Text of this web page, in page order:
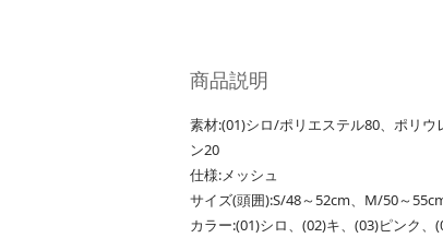
商品説明
素材:(01)シロ/ポリエステル80、ポリ
ン20
仕様:メッシュ
サイズ(頭囲):S/48～52cm、M/50～
カラー:(01)シロ、(02)キ、(03)ピンク